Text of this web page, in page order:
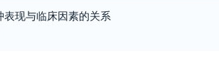
现与临床因素的关系